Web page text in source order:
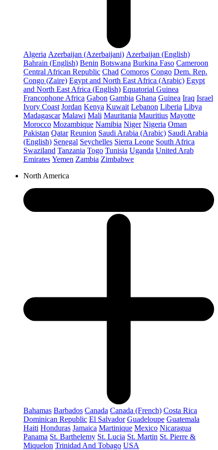
Algeria Azerbaijan (Azerbaijani) Azerbaijan (English)
Bahrain (English) Benin Botswana Burkina Faso Cameroon
Central African Republic Chad Comoros Congo Dem. Rep.
Congo (Zaire) Egypt and North East Africa (Arabic) Egypt
and North East Africa (English) Equatorial Guinea
Francophone Africa Gabon Gambia Ghana Guinea Iraq Israel
Ivory Coast Jordan Kenya Kuwait Lebanon Liberia Libya
Madagascar Malawi Mali Mauritania Mauritius Mayotte
Morocco Mozambique Namibia Niger Nigeria Oman
Pakistan Qatar Reunion Saudi Arabia (Arabic) Saudi Arabia
(English) Senegal Seychelles Sierra Leone South Africa
Swaziland Tanzania Togo Tunisia Uganda United Arab
Emirates Yemen Zambia Zimbabwe
North America
Bahamas Barbados Canada Canada (French) Costa Rica
Dominican Republic El Salvador Guadeloupe Guatemala
Haiti Honduras Jamaica Martinique Mexico Nicaragua
Panama St. Barthelemy St. Lucia St. Martin St. Pierre &
Miquelon Trinidad And Tobago USA